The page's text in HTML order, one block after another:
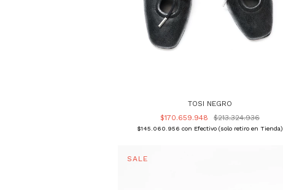
TOSI NEGRO
$170.659.948
$213.324.936
$145.060.956 con Efectivo (solo retiro en Tienda)